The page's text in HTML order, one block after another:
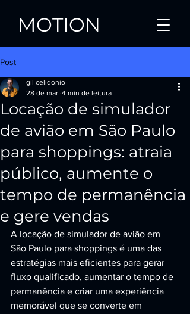
MOTION
Post
Locação de simulador
de avião em São Paulo
para shoppings: atraia
público, aumente o
tempo de permanência
e gere vendas
gil celidonio
28 de mar. 4 min de leitura
A locação de simulador de avião em
São Paulo para shoppings é uma das
estratégias mais eficientes para gerar
fluxo qualificado, aumentar o tempo de
permanência e criar uma experiência
memorável que se converte em